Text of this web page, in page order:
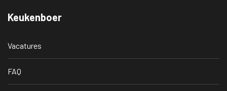
Keukenboer
Vacatures
FAQ